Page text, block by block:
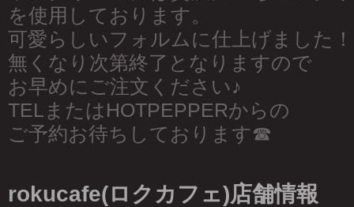
を使用しております。
可愛らしいフォルムに仕上げました！
無くなり次第終了となりますので
お早めにご注文ください♪
TELまたはHOTPEPPERからの
ご予約お待ちしております☎︎
rokucafe(ロクカフェ)店舗情報